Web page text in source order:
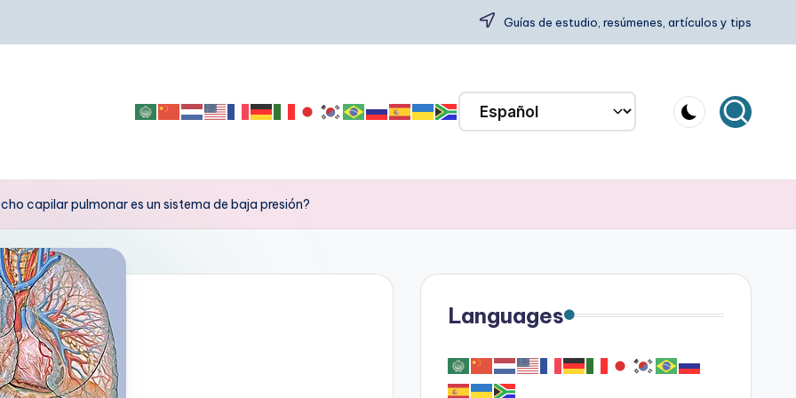
Guías de estudio, resúmenes, artículos y tips
capilar pulmonar es un sistema de baja presión?
Languages